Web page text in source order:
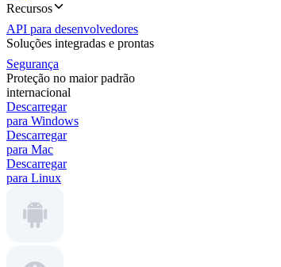
Recursos
API para desenvolvedores
Soluções integradas e prontas
Segurança
Proteção no maior padrão
internacional
Descarregar
para Windows
Descarregar
para Mac
Descarregar
para Linux